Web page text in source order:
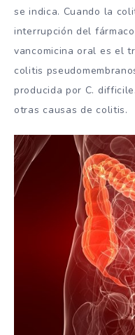
se indica. Cuando la
interrupción del
vancomicina oral es el
colitis
producida por C.
otras causas de colitis.